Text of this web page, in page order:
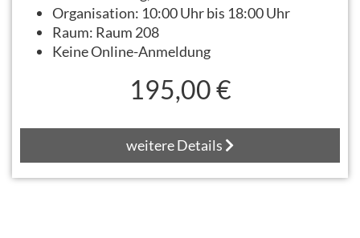
Organisation: 10:00 Uhr bis 18:00 Uhr
Raum: Raum 208
Keine Online-Anmeldung
195,00 €
weitere Details